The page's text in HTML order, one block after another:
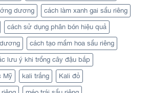
dương cách làm xanh gai sầu riêng
cách sử dụng phân bón hiệu quả
cách tạo mầm hoa sầu riêng
lưu ý khi trồng cây đậu bắp
Mỹ kali trắng Kali đỏ